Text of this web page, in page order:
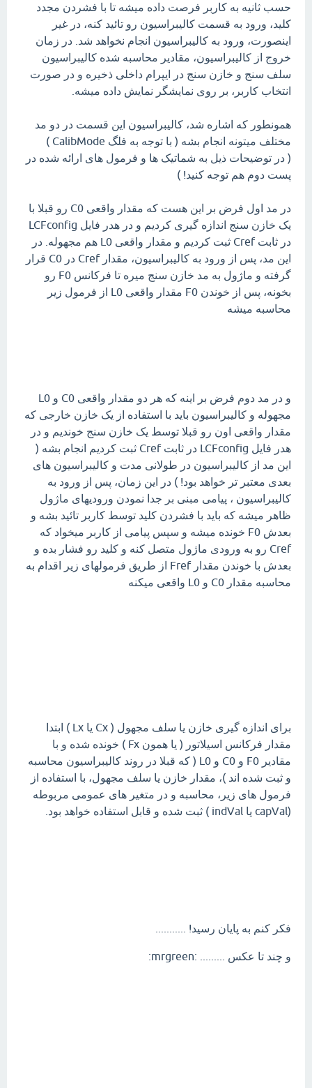
حسب ثانیه به کاربر فرصت داده میشه تا با فشردن مجدد
کلید، ورود به قسمت کالیبراسیون رو تائید کنه، در غیر
اینصورت، ورود به کالیبراسیون انجام نخواهد شد. در زمان
خروج از کالیبراسیون، مقادیر محاسبه شده کالیبراسیون
سلف سنج و خازن سنج در ایپرام داخلی ذخیره و در صورت
انتخاب کاربر، بر روی نمایشگر نمایش داده میشه.
همونطور که اشاره شد، کالیبراسیون این قسمت در دو مد
مختلف میتونه انجام بشه ( با توجه به فلگ CalibMode )
( در توضیحات ذیل به شماتیک ها و فرمول های ارائه شده در
پست دوم هم توجه کنید! )
در مد اول فرض بر این هست که مقدار واقعی C0 رو قبلا با
یک خازن سنج اندازه گیری کردیم و در هدر فایل LCFconfig
در ثابت Cref ثبت کردیم و مقدار واقعی L0 هم مجهوله. در
این مد، پس از ورود به کالیبراسیون، مقدار Cref در C0 قرار
گرفته و ماژول به مد خازن سنج میره تا فرکانس F0 رو
بخونه، پس از خوندن F0 مقدار واقعی L0 از فرمول زیر
محاسبه میشه
و در مد دوم فرض بر اینه که هر دو مقدار واقعی C0 و L0
مجهوله و کالیبراسیون باید با استفاده از یک خازن خارجی که
مقدار واقعی اون رو قبلا توسط یک خازن سنج خوندیم و در
هدر فایل LCFconfig در ثابت Cref ثبت کردیم انجام بشه (
این مد از کالیبراسیون در طولانی مدت و کالیبراسیون های
بعدی معتبر تر خواهد بود! ) در این زمان، پس از ورود به
کالیبراسیون ، پیامی مبنی بر جدا نمودن ورودیهای ماژول
ظاهر میشه که باید با فشردن کلید توسط کاربر تائید بشه و
بعدش F0 خونده میشه و سپس پیامی از کاربر میخواد که
Cref رو به ورودی ماژول متصل کنه و کلید رو فشار بده و
بعدش با خوندن مقدار Fref از طریق فرمولهای زیر اقدام به
محاسبه مقدار C0 و L0 واقعی میکنه
برای اندازه گیری خازن یا سلف مجهول ( Cx یا Lx ) ابتدا
مقدار فرکانس اسیلاتور ( یا همون Fx ) خونده شده و با
مقادیر F0 و C0 و L0 ( که قبلا در روند کالیبراسیون محاسبه
و ثبت شده اند )، مقدار خازن یا سلف مجهول، با استفاده از
فرمول های زیر، محاسبه و در متغیر های عمومی مربوطه
(capVal یا indVal ) ثبت شده و قابل استفاده خواهد بود.
فکر کنم به پایان رسید! ...........
و چند تا عکس ......... :mrgreen: